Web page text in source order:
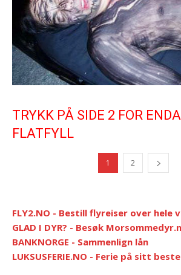
TRYKK PÅ SIDE 2 FOR
FLATFYLL
1 2
FLY2.NO - Bestill flyreiser over hele
GLAD I DYR? - Besøk
BANKNORGE - Sammenlign lån
LUKSUSFERIE.NO - Ferie på sitt beste